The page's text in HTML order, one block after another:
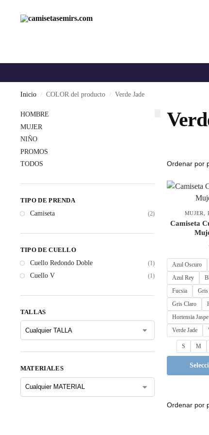
Inicio / COLOR del producto / Verde Jade
MUJER
Camiseta
Azul Oscuro
Azul Rey
Fucsia
Gris
Gris Claro
Hortensia Jaspe
Verde Jade
S M
HOMBRE
MUJER
NIÑO
PROMOS
TODOS
TIPO DE PRENDA
Camiseta
(2)
TIPO DE CUELLO
Cuello Redondo Doble
(1)
Cuello V (1)
TALLAS
MATERIALES